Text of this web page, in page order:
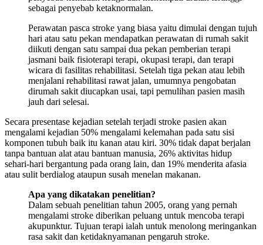
sebagai penyebab ketaknormalan.
Perawatan pasca stroke yang biasa yaitu dimulai dengan tujuh
hari atau satu pekan mendapatkan perawatan di rumah sakit
diikuti dengan satu sampai dua pekan pemberian terapi
jasmani baik fisioterapi terapi, okupasi terapi, dan terapi
wicara di fasilitas rehabilitasi. Setelah tiga pekan atau lebih
menjalani rehabilitasi rawat jalan, umumnya pengobatan
dirumah sakit diucapkan usai, tapi pemulihan pasien masih
jauh dari selesai.
Secara presentase kejadian setelah terjadi stroke pasien akan
mengalami kejadian 50% mengalami kelemahan pada satu sisi
komponen tubuh baik itu kanan atau kiri. 30% tidak dapat berjalan
tanpa bantuan alat atau bantuan manusia, 26% aktivitas hidup
sehari-hari bergantung pada orang lain, dan 19% menderita afasia
atau sulit berdialog ataupun susah menelan makanan.
Apa yang dikatakan penelitian?
Dalam sebuah penelitian tahun 2005, orang yang pernah
mengalami stroke diberikan peluang untuk mencoba terapi
akupunktur. Tujuan terapi ialah untuk menolong meringankan
rasa sakit dan ketidaknyamanan pengaruh stroke.